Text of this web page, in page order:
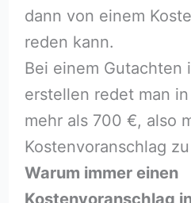
dann von einem
reden kann.
Bei einem Gutachten
erstellen redet man
mehr als 700 €, also
Kostenvoranschlag
Warum immer einen
Kostenvoranschlag